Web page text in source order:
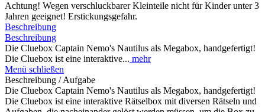
Achtung! Wegen verschluckbarer Kleinteile nicht für Kinder unter 3
Jahren geeignet! Erstickungsgefahr.
Beschreibung
Beschreibung
Die Cluebox Captain Nemo's Nautilus als Megabox, handgefertigt!
Die Cluebox ist eine interaktive... mehr
Menü schließen
Beschreibung / Aufgabe
Die Cluebox Captain Nemo's Nautilus als Megabox, handgefertigt!
Die Cluebox ist eine interaktive Rätselbox mit diversen Rätseln und